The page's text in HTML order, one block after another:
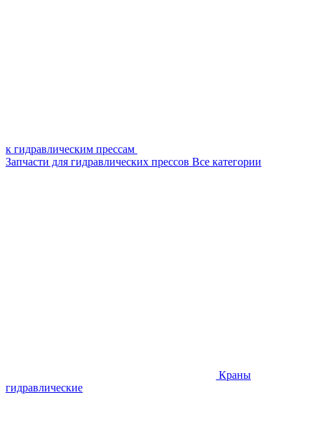
к гидравлическим прессам
Запчасти для гидравлических прессов Все категории
Краны
гидравлические